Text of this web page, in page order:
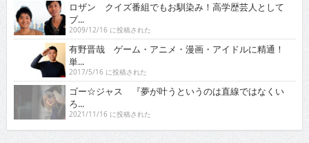
ロザン クイズ番組でもお馴染み！高学歴芸人として
ブ...
2009/12/16 に投稿された
有野晋哉 ゲーム・アニメ・漫画・アイドルに精通！
単...
2017/5/16 に投稿された
ゴー☆ジャス 『夢が叶うというのは直線ではなくい
ろ...
2021/11/16 に投稿された